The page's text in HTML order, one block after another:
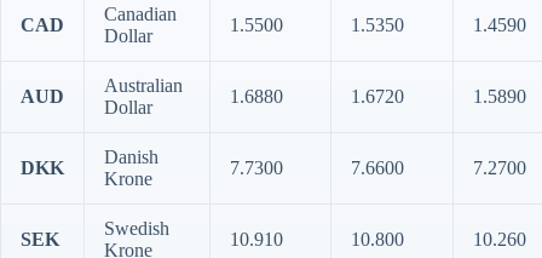
CAD
Canadian
Dollar
1.5500 1.5350 1.4590
AUD
Australian
Dollar
1.6880 1.6720 1.5890
DKK
Danish
Krone
7.7300 7.6600 7.2700
SEK
Swedish
Krone
10.910 10.800 10.260